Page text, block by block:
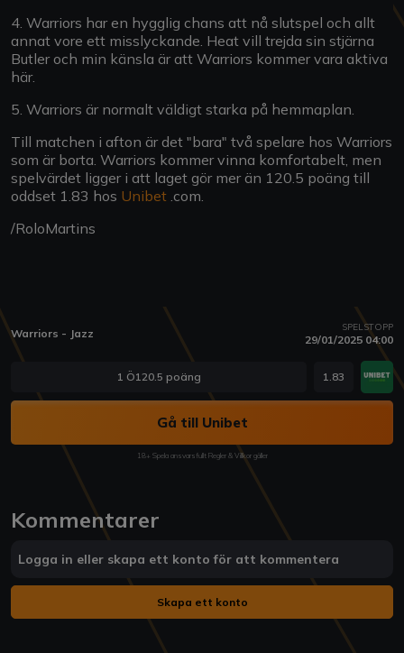
4. Warriors har en hygglig chans att nå slutspel och allt
annat vore ett misslyckande. Heat vill trejda sin stjärna
Butler och min känsla är att Warriors kommer vara aktiva
här.
5. Warriors är normalt väldigt starka på hemmaplan.
Till matchen i afton är det "bara" två spelare hos Warriors
som är borta. Warriors kommer vinna komfortabelt, men
spelvärdet ligger i att laget gör mer än 120.5 poäng till
oddset 1.83 hos Unibet .com.
/RoloMartins
Warriors - Jazz SPELSTOPP
29/01/2025 04:00
1 Ö120.5 poäng 1.83
Gå till Unibet
18+ Spela ansvarsfullt Regler & Villkor gäller
Kommentarer
Logga in eller skapa ett konto för att kommentera
Skapa ett konto